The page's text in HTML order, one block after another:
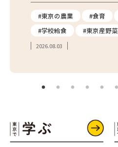
#東京の農業 #食育
#学校給食
#東京産野菜
2026.08.03